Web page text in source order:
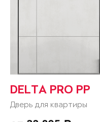
DELTA PRO PP
Дверь для квартиры